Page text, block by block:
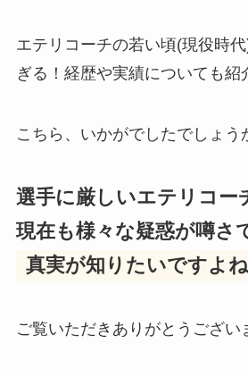
エテリコーチの若い頃(現役時
ぎる！経歴や実績についても紹
こちら、いかがでしたでしょう
選手に厳しいエテリコー
現在も様々な疑惑が噂さ
真実が知りたいですよね
ご覧いただきありがとうござい